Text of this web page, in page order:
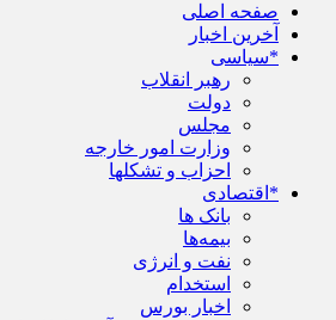
صفحه اصلی
آخرین اخبار
*سیاسی
رهبر انقلاب
دولت
مجلس
وزارت امور خارجه
احزاب و تشکلها
*اقتصادی
بانک ها
بیمه‌ها
نفت و انرژی
استخدام
اخبار بورس